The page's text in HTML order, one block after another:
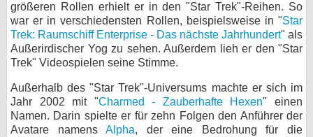
größeren Rollen erhielt er in den "Star Trek"-Reihen. So
war er in verschiedensten Rollen, beispielsweise in "Star
Trek: Raumschiff Enterprise - Das nächste Jahrhundert" als
Außerirdischer Yog zu sehen. Außerdem lieh er den "Star
Trek" Videospielen seine Stimme.
Außerhalb des "Star Trek"-Universums machte er sich im
Jahr 2002 mit "Charmed - Zauberhafte Hexen" einen
Namen. Darin spielte er für zehn Folgen den Anführer der
Avatare namensAlpha, der eine Bedrohung für die
SERVICE
Gewinnspiele
Forum
bei X
bei Facebook